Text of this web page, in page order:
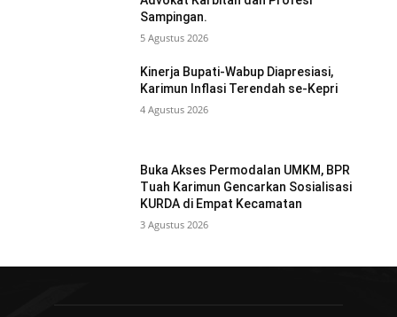
Sampingan.
5 Agustus 2026
Kinerja Bupati-Wabup Diapresiasi,
Karimun Inflasi Terendah se-Kepri
4 Agustus 2026
Buka Akses Permodalan UMKM, BPR
Tuah Karimun Gencarkan Sosialisasi
KURDA di Empat Kecamatan
3 Agustus 2026